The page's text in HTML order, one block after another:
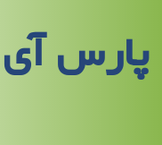
پارس